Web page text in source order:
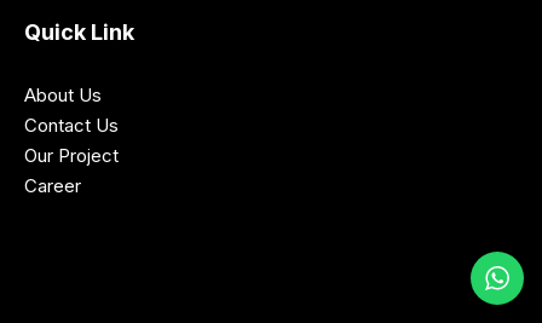
Quick Link
About Us
Contact Us
Our Project
Career